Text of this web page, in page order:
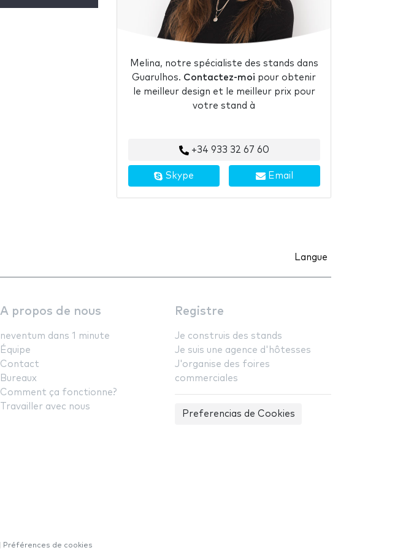
Melina, notre spécialiste des stands dans
Guarulhos. Contactez-moi pour obtenir
le meilleur design et le meilleur prix pour
votre stand à
+34 933 32 67 60
Skype Email
Langue
A propos de nous
neventum dans 1 minute
Équipe
Contact
Bureaux
Comment ça fonctionne?
Travailler avec nous
Registre
Je construis des stands
Je suis une agence d'hôtesses
J'organise des foires
commerciales
Preferencias de Cookies
Préférences de cookies